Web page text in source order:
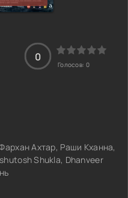
0
Голосов: 0
Ахтар, Раши Кханна,
Shukla, Dhanveer